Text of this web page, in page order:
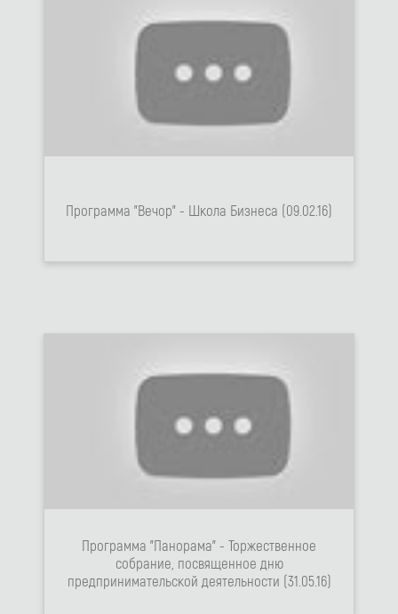
Программа "Вечор" - Школа Бизнеса (09.02.16)
Программа "Панорама" - Торжественное
собрание, посвященное дню
предпринимательской деятельности (31.05.16)